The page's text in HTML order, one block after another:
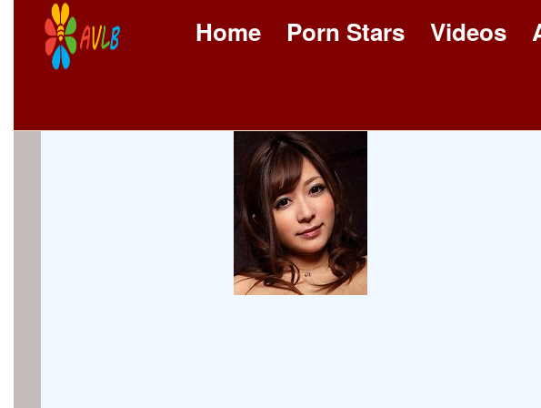
Home Porn Stars Videos